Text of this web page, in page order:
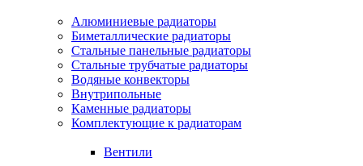
Алюминиевые радиаторы
Биметаллические радиаторы
Стальные панельные радиаторы
Стальные трубчатые радиаторы
Водяные конвекторы
Внутрипольные
Каменные радиаторы
Комплектующие к радиаторам
Вентили